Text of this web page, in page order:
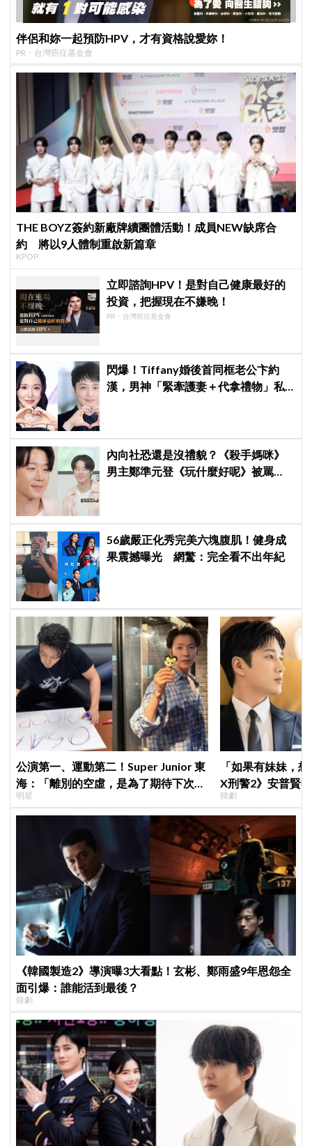
伴侶和妳一起預防HPV，才有資格說愛妳！
PR・台灣癌症基金會
THE BOYZ簽約新廠牌續團體活動！成員NEW缺席合
約 將以9人體制重啟新篇章
KPOP
立即諮詢HPV！是對自己健康最好的
投資，把握現在不嫌晚！
PR・台灣癌症基金會
閃爆！Tiffany婚後首同框老公卞約
漢，男神「緊牽護妻＋代拿禮物」私
內向社恐還是沒禮貌？《殺手媽咪》
男主鄭準元登《玩什麼好呢》被罵
56歲嚴正化秀完美六塊腹肌！健身成
果震撼曝光 網驚：完全看不出年紀
公演第一、運動第二！Super Junior 東
海：「離別的空虛，是為了期待下次再
見」
明星
「如果有妹妹，
X刑警2》安普賢
哥哥們都認證的
韓劇
《韓國製造2》導演曝3大看點！玄彬、鄭雨盛9年恩怨全
面引爆：誰能活到最後？
韓劇